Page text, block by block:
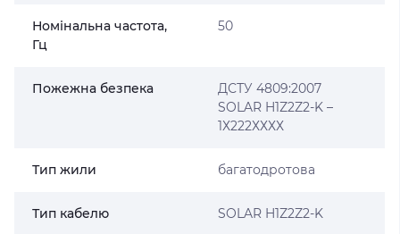
Номінальна частота,
Гц
50
Пожежна безпека
ДСТУ 4809:2007
SOLAR H1Z2Z2-K –
1Х222ХХХХ
Тип жили багатодротова
Тип кабелю SOLAR H1Z2Z2-K